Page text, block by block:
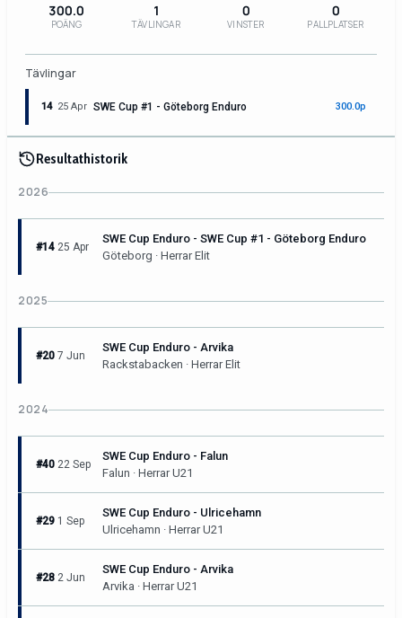
300.0
POÄNG
1
TÄVLINGAR
0
VINSTER
0
PALLPLATSER
Tävlingar
14 25 Apr SWE Cup #1 - Göteborg Enduro 300.0p
Resultathistorik
2026
#14 25 Apr
SWE Cup Enduro - SWE Cup #1 - Göteborg Enduro
Göteborg · Herrar Elit
2025
#20 7 Jun
SWE Cup Enduro - Arvika
Rackstabacken · Herrar Elit
2024
#40 22 Sep
SWE Cup Enduro - Falun
Falun · Herrar U21
#29 1 Sep
SWE Cup Enduro - Ulricehamn
Ulricehamn · Herrar U21
#28 2 Jun
SWE Cup Enduro - Arvika
Arvika · Herrar U21